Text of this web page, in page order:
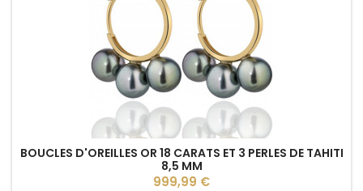
BOUCLES D'OREILLES OR 18 CARATS ET 3 PERLES DE TAHITI
8,5 MM
Prix
999,99 €